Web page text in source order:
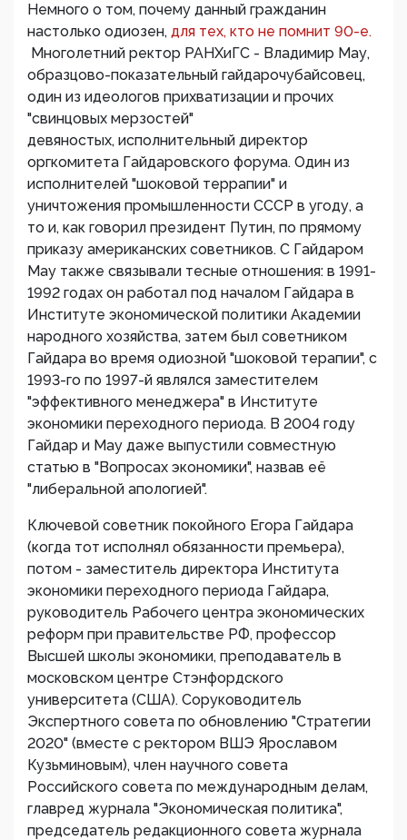
Немного о том, почему данный гражданин
настолько одиозен, для тех, кто не помнит 90-е.
Многолетний ректор РАНХиГС - Владимир Мау,
образцово-показательный гайдарочубайсовец,
один из идеологов прихватизации и прочих
"свинцовых мерзостей"
девяностых, исполнительный директор
оргкомитета Гайдаровского форума. Один из
исполнителей "шоковой террапии" и
уничтожения промышленности СССР в угоду, а
то и, как говорил президент Путин, по прямому
приказу американских советников. С Гайдаром
Мау также связывали тесные отношения: в 1991-
1992 годах он работал под началом Гайдара в
Институте экономической политики Академии
народного хозяйства, затем был советником
Гайдара во время одиозной "шоковой терапии", с
1993-го по 1997-й являлся заместителем
"эффективного менеджера" в Институте
экономики переходного периода. В 2004 году
Гайдар и Мау даже выпустили совместную
статью в "Вопросах экономики", назвав её
"либеральной апологией".
Ключевой советник покойного Егора Гайдара
(когда тот исполнял обязанности премьера),
потом - заместитель директора Института
экономики переходного периода Гайдара,
руководитель Рабочего центра экономических
реформ при правительстве РФ, профессор
Высшей школы экономики, преподаватель в
московском центре Стэнфордского
университета (США). Соруководитель
Экспертного совета по обновлению "Стратегии
2020" (вместе с ректором ВШЭ Ярославом
Кузьминовым), член научного совета
Российского совета по международным делам,
главред журнала "Экономическая политика",
председатель редакционного совета журнала